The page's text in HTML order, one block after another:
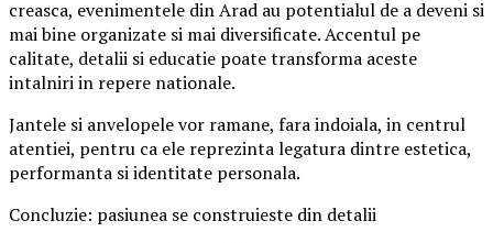
creasca, evenimentele din Arad au potentialul de a deveni si
mai bine organizate si mai diversificate. Accentul pe
calitate, detalii si educatie poate transforma aceste
intalniri in repere nationale.
Jantele si anvelopele vor ramane, fara indoiala, in centrul
atentiei, pentru ca ele reprezinta legatura dintre estetica,
performanta si identitate personala.
Concluzie: pasiunea se construieste din detalii